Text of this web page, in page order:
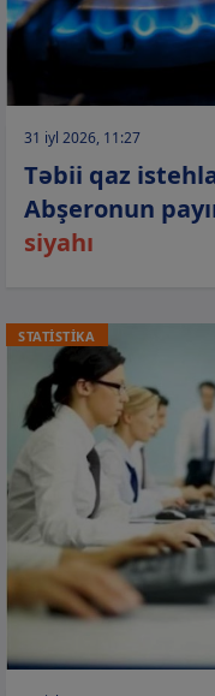
31 iyl 2026, 11:27
Təbii qaz
Abşeronun
siyahı
STATİSTİKA